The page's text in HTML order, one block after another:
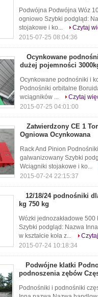
Podwójna Podwójna Wóz
ogniowo Szybki podgląd:
stojakowe i ko...
Czytaj
2015-07-25 08:04:36
Ocynkowane
dużej pojemności
Ocynkowane podnośniki i
Podnośniki orbitalne
wciągników ...
Czytaj
2015-07-25 04:01:00
Zatwierdzony CE 1
Ogniowa Ocynkowana
Rack And Pinion
galwanizowany Szybki
Wciągniki stojakowe i ko...
2015-07-24 22:15:37
12/18/24 podnośniki
kg 750 kg
Wózki jednozakładowe
Szybki podgląd: Nazwa
w kształcie koła z...
2015-07-24 10:18:34
Podwójne klatki
podnoszenia zębów
Podnośniki i podnośniki